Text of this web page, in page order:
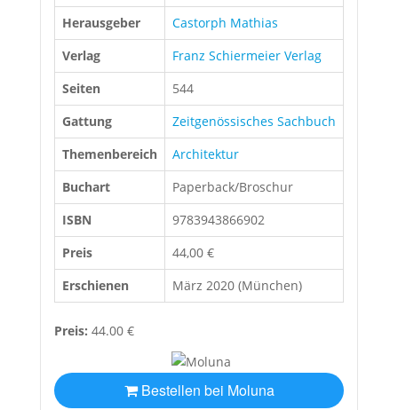
Herausgeber
Castorph Mathias
Verlag
Franz Schiermeier Verlag
Seiten
544
Gattung
Zeitgenössisches Sachbuch
Themenbereich
Architektur
Buchart
Paperback/Broschur
ISBN
9783943866902
Preis
44,00 €
Erschienen
März 2020 (München)
Preis: 44.00 €
Bestellen bei Moluna